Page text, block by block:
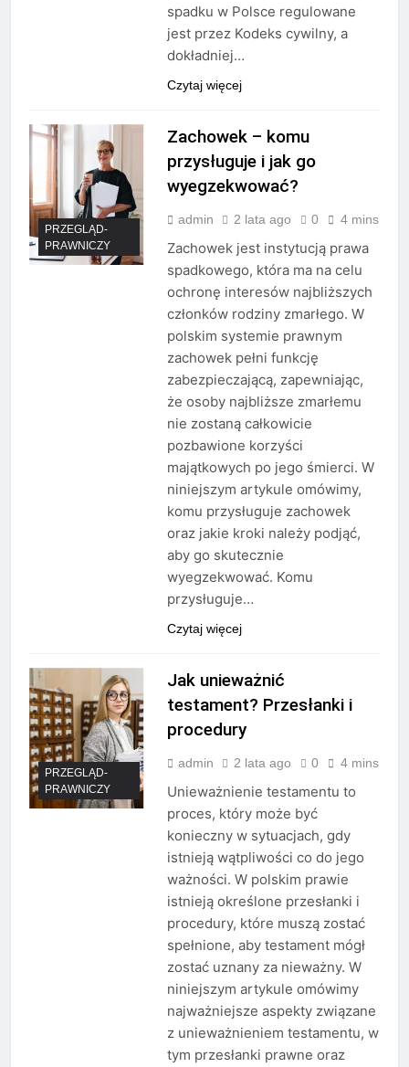
spadku w Polsce regulowane
jest przez Kodeks cywilny, a
dokładniej…
Czytaj więcej
PRZEGLĄD-
PRAWNICZY
Zachowek – komu
przysługuje i jak go
wyegzekwować?
admin 2 lata ago 0 4 mins
Zachowek jest instytucją prawa
spadkowego, która ma na celu
ochronę interesów najbliższych
członków rodziny zmarłego. W
polskim systemie prawnym
zachowek pełni funkcję
zabezpieczającą, zapewniając,
że osoby najbliższe zmarłemu
nie zostaną całkowicie
pozbawione korzyści
majątkowych po jego śmierci. W
niniejszym artykule omówimy,
komu przysługuje zachowek
oraz jakie kroki należy podjąć,
aby go skutecznie
wyegzekwować. Komu
przysługuje…
Czytaj więcej
PRZEGLĄD-
PRAWNICZY
Jak unieważnić
testament? Przesłanki i
procedury
admin 2 lata ago 0 4 mins
Unieważnienie testamentu to
proces, który może być
konieczny w sytuacjach, gdy
istnieją wątpliwości co do jego
ważności. W polskim prawie
istnieją określone przesłanki i
procedury, które muszą zostać
spełnione, aby testament mógł
zostać uznany za nieważny. W
niniejszym artykule omówimy
najważniejsze aspekty związane
z unieważnieniem testamentu, w
tym przesłanki prawne oraz